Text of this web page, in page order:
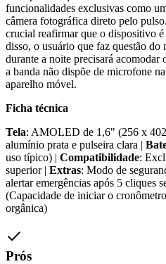
funcionalidades exclusivas como
câmera fotográfica direto pelo
crucial reafirmar que o dispositivo
disso, o usuário que faz questão do
durante a noite precisará acomodar
a banda não dispõe de microfone
aparelho móvel.
Ficha técnica
Tela: AMOLED de 1,6" (256 x
alumínio prata e pulseira clara |
uso típico) | Compatibilidade:
superior | Extras: Modo de
alertar emergências após 5 cliques
(Capacidade de iniciar o
orgânica)
Prós